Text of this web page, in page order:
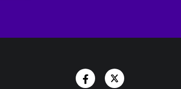
Facebook Account
Twitter Account